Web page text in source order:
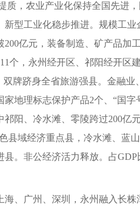
质，农业产业化保持全国先进
型工业化稳步推进。规模工业
亿元，装备制造、矿产品加
个，永州经开区、祁阳经开区
牌跻身全省旅游强县。金融业
地理标志保护产品2个、“国字
阳、冷水滩、零陵跨过200亿
县域经济重点县，冷水滩、蓝
。非公经济活力释放。占GDP
、广州、深圳，永州融入长